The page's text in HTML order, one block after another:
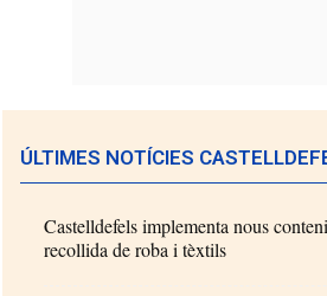
ÚLTIMES NOTÍCIES
Castelldefels implementa nous
recollida de roba i tèxtils